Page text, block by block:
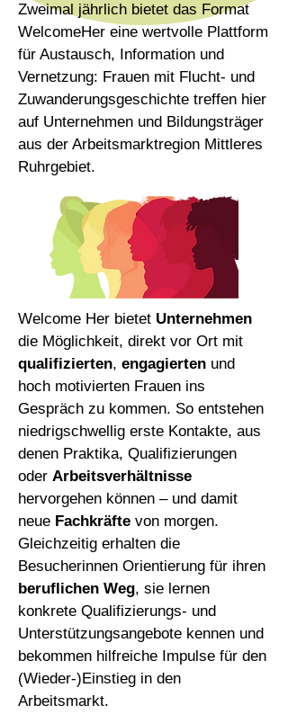
Zweimal jährlich bietet das Format
WelcomeHer eine wertvolle Plattform
für Austausch, Information und
Vernetzung: Frauen mit Flucht- und
Zuwanderungsgeschichte treffen hier
auf Unternehmen und Bildungsträger
aus der Arbeitsmarktregion Mittleres
Ruhrgebiet.
Welcome Her bietet Unternehmen
die Möglichkeit, direkt vor Ort mit
qualifizierten, engagierten und
hoch motivierten Frauen ins
Gespräch zu kommen. So entstehen
niedrigschwellig erste Kontakte, aus
denen Praktika, Qualifizierungen
oder Arbeitsverhältnisse
hervorgehen können – und damit
neue Fachkräfte von morgen.​
Gleichzeitig erhalten die
Besucherinnen Orientierung für ihren
beruflichen Weg, sie lernen
konkrete Qualifizierungs- und
Unterstützungsangebote kennen und
bekommen hilfreiche Impulse für den
(Wieder-)Einstieg in den
Arbeitsmarkt.​